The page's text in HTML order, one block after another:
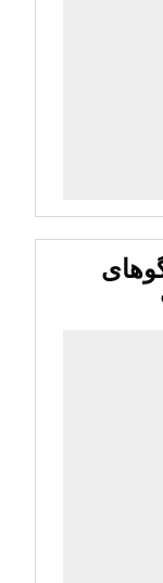
۹۰۰۰ : الگوهای